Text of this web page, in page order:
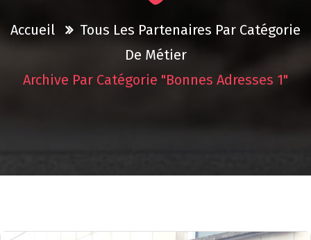
Accueil
Tous Les Partenaires Par Catégorie
De Métier
Archive Par Catégorie "Bonnes Adresses 1"